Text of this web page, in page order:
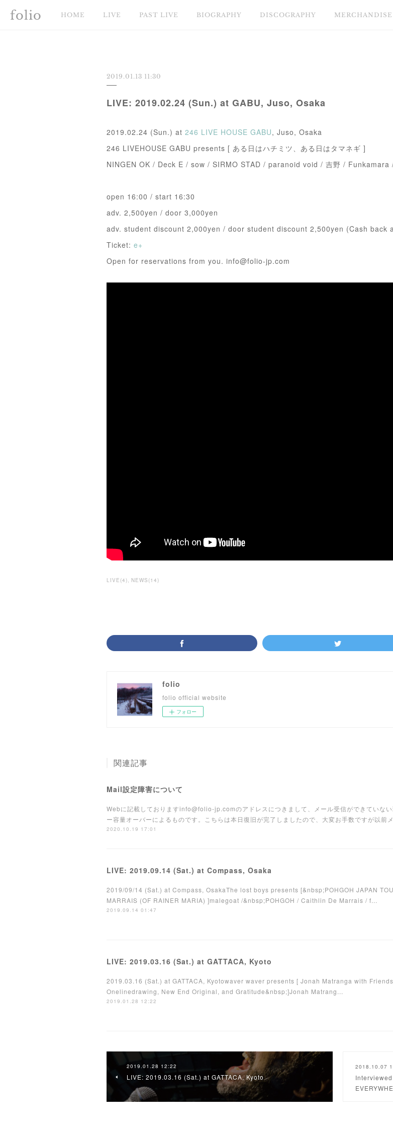
folio HOME LIVE PAST LIVE BIOGRAPHY DISCOGRAPHY MERCHANDISE
2019.01.13 11:30
LIVE: 2019.02.24 (Sun.) at GABU, Juso, Osaka
2019.02.24 (Sun.) at 246 LIVE HOUSE GABU, Juso, Osaka
246 LIVEHOUSE GABU presents [ ある日はハチミツ、ある日はタマネギ ]
NINGEN OK / Deck E / sow / SIRMO STAD / paranoid void / 吉野 / Funkamara
open 16:00 / start 16:30
adv. 2,500yen / door 3,000yen
adv. student discount 2,000yen / door student discount 2,500yen (Cash back
Ticket: e+
Open for reservations from you. info@folio-jp.com
LIVE (4) NEWS (14)
folio
folio official website
フォロー
関連記事
Mail設定障害について
Webに記載しておりますinfo@folio-jp.comのアドレスにつきまして、メール受信ができていな
ー容量オーバーによるものです。こちらは本日復旧が完了しましたので、大変お手数ですが以前
2020.10.19 17:01
LIVE: 2019.09.14 (Sat.) at Compass, Osaka
2019/09/14 (Sat.) at Compass, OsakaThe lost boys presents [&nbsp;POHGOH JAPAN
MARRAIS (OF RAINER MARIA) ]malegoat /&nbsp;POHGOH / Caithlin De Marrais / f...
2019.09.14 01:47
LIVE: 2019.03.16 (Sat.) at GATTACA, Kyoto
2019.03.16 (Sat.) at GATTACA, Kyotowaver waver presents [ Jonah Matranga with
Onelinedrawing, New End Original, and Gratitude&nbsp;]Jonah Matrang...
2019.01.28 12:22
2019.01.28 12:22
LIVE: 2019.03.16 (Sat.) at GATTACA, Kyoto
2018.10.07